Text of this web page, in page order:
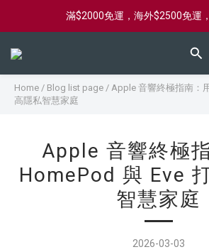
新會員首購滿$2000，送購物
滿$2000免運，海外$2500免運
新會員首購滿$2000，送購物
Home / Blog list page / Apple 音響終極指南：
高隱私智慧家庭
Apple 音響終極
HomePod 與 Eve
智慧家庭
2026-03-03